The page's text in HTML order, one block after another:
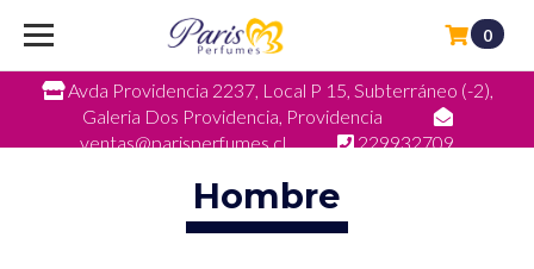
Avda Providencia 2237, Local P 15, Subterráneo (-2),
Galeria Dos Providencia, Providencia
ventas@parisperfumes.cl
229932709
0
Hombre